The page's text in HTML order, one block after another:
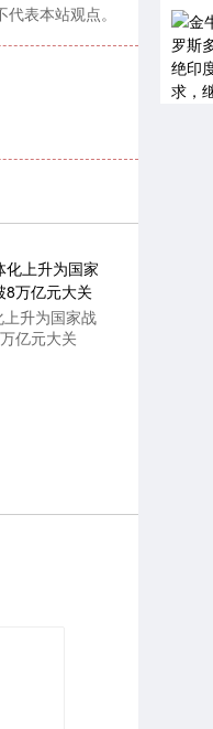
表本站观点。
升为国家战
亿元大关